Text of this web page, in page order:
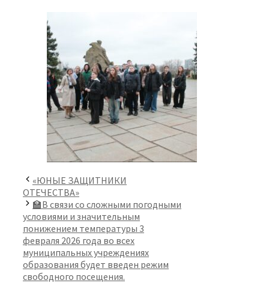
«ЮНЫЕ ЗАЩИТНИКИ
ОТЕЧЕСТВА»
🏫В связи со сложными погодными
условиями и значительным
понижением температуры 3
февраля 2026 года во всех
муниципальных учреждениях
образования будет введен режим
свободного посещения.